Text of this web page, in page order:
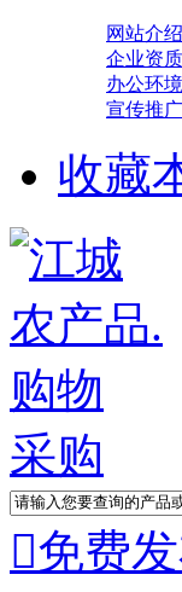
网站介绍
企业资质
办公环境
宣传推广
收藏
采购
免费